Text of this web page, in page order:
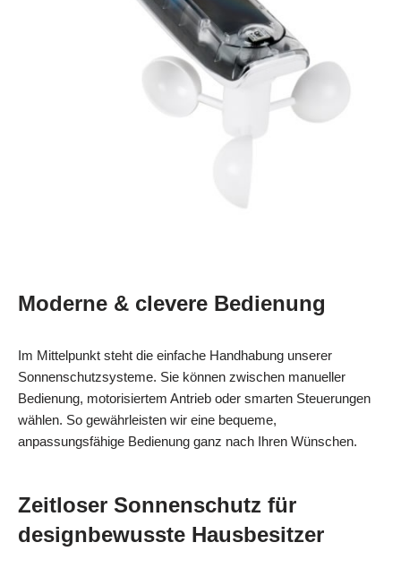
Moderne & clevere Bedienung
Im Mittelpunkt steht die einfache Handhabung unserer
Sonnenschutzsysteme. Sie können zwischen manueller
Bedienung, motorisiertem Antrieb oder smarten Steuerungen
wählen. So gewährleisten wir eine bequeme,
anpassungsfähige Bedienung ganz nach Ihren Wünschen.
Zeitloser Sonnenschutz für
designbewusste Hausbesitzer